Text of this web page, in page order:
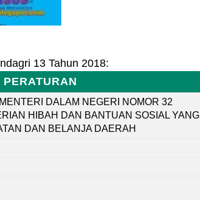
13 Tahun 2018:
DALAM NEGERI NOMOR 32
HIBAH DAN BANTUAN SOSIAL YANG
DAN BELANJA DAERAH